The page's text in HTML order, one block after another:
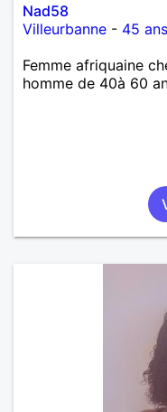
Nad58
Villeurbanne - 45 ans
Femme afriquaine
homme de 40à 60